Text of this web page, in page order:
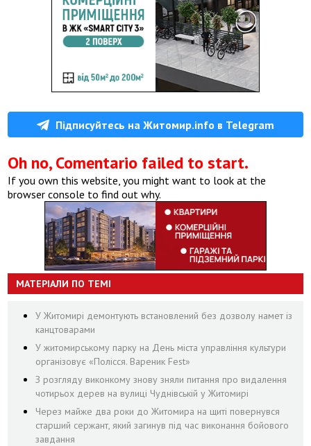
Підписуйтесь на Житомир.info в Telegram
Oh no, Comentario failed to start.
If you own this website, you might want to look at the
browser console to find out why.
МАТЕРІАЛИ ПО ТЕМІ
У Житомирі демонтують встановлений без дозволу намет із
канцтоварами
У житомирському парку на День міста управління культури
організовує «Полісся. Вареник Fest»
З розгляду виконкому знову зняли питання про видалення
чотирьох дерев на вулиці Чуднівській у Житомирі
Через майже два роки до Житомира на щиті повернувся
старший сержант, який загинув під час виконання бойового
завдання